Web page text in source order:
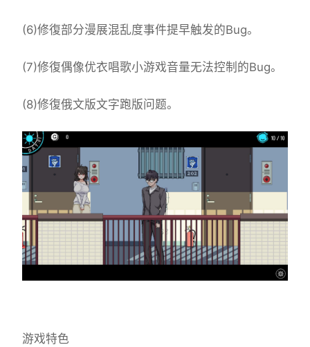
(6)修復部分漫展混乱度事件提早触发的Bug。
(7)修復偶像优衣唱歌小游戏音量无法控制的Bug。
(8)修復俄文版文字跑版问题。
游戏特色